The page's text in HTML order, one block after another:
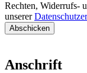
Rechten, Widerrufs-
unserer
Anschrift